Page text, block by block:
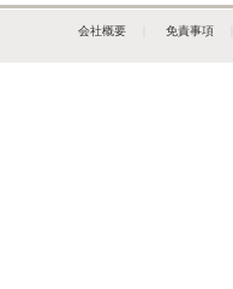
会社概要 免責事項